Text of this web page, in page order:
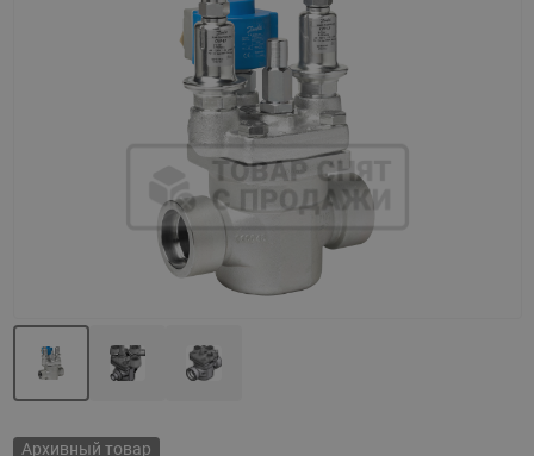
Архивный товар